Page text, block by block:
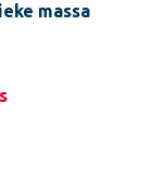
massa